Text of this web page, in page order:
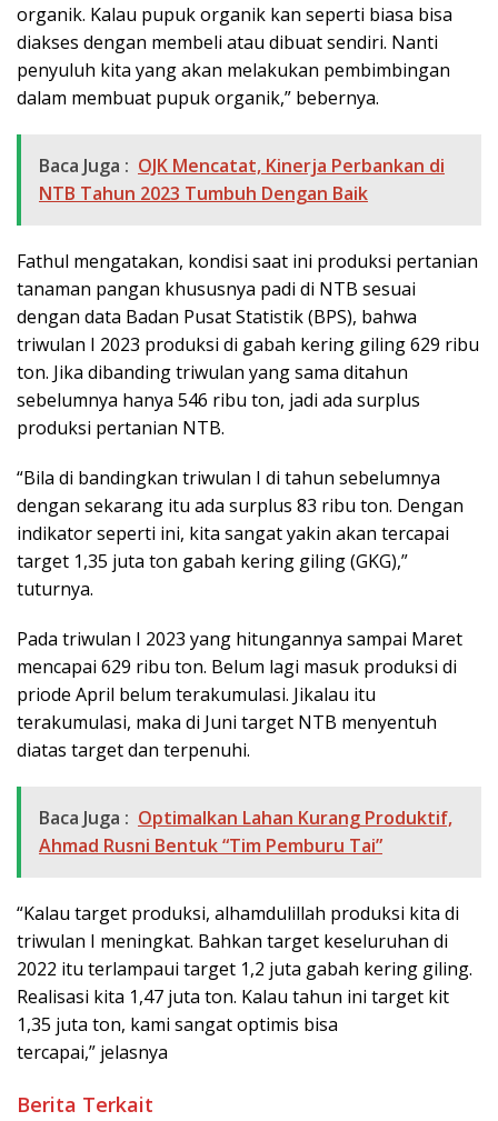
organik. Kalau pupuk organik kan seperti biasa bisa
diakses dengan membeli atau dibuat sendiri. Nanti
penyuluh kita yang akan melakukan pembimbingan
dalam membuat pupuk organik,” bebernya.
Baca Juga : OJK Mencatat, Kinerja Perbankan di
NTB Tahun 2023 Tumbuh Dengan Baik
Fathul mengatakan, kondisi saat ini produksi pertanian
tanaman pangan khususnya padi di NTB sesuai
dengan data Badan Pusat Statistik (BPS), bahwa
triwulan I 2023 produksi di gabah kering giling 629 ribu
ton. Jika dibanding triwulan yang sama ditahun
sebelumnya hanya 546 ribu ton, jadi ada surplus
produksi pertanian NTB.
“Bila di bandingkan triwulan I di tahun sebelumnya
dengan sekarang itu ada surplus 83 ribu ton. Dengan
indikator seperti ini, kita sangat yakin akan tercapai
target 1,35 juta ton gabah kering giling (GKG),”
tuturnya.
Pada triwulan I 2023 yang hitungannya sampai Maret
mencapai 629 ribu ton. Belum lagi masuk produksi di
priode April belum terakumulasi. Jikalau itu
terakumulasi, maka di Juni target NTB menyentuh
diatas target dan terpenuhi.
Baca Juga : Optimalkan Lahan Kurang Produktif,
Ahmad Rusni Bentuk “Tim Pemburu Tai”
“Kalau target produksi, alhamdulillah produksi kita di
triwulan I meningkat. Bahkan target keseluruhan di
2022 itu terlampaui target 1,2 juta gabah kering giling.
Realisasi kita 1,47 juta ton. Kalau tahun ini target kit
1,35 juta ton, kami sangat optimis bisa
tercapai,” jelasnya
Berita Terkait